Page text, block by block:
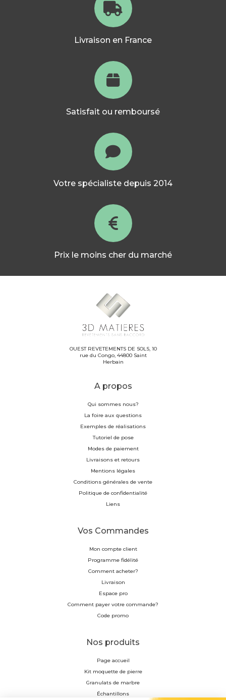
Livraison en France
Satisfait ou remboursé
Votre spécialiste depuis 2014
Prix le moins cher du marché
OUEST REVETEMENTS DE SOLS, 10
rue du Congo, 44800 Saint
Herbain
A propos
Qui sommes nous?
La foire aux questions
Exemples de réalisations
Tutoriel de pose
Modes de paiement
Livraisons et retours
Mentions légales
Conditions générales de vente
Politique de confidentialité
Liens
Vos Commandes
Mon compte client
Programme fidélité
Comment acheter?
Livraison
Espace pro
Comment payer votre commande?
Code promo
Nos produits
Page accueil
Kit moquette de pierre
Granulats de marbre
Échantillons